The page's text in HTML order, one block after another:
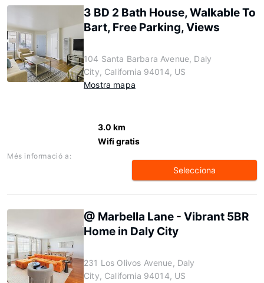
3 BD 2 Bath House, Walkable To
Bart, Free Parking, Views
104 Santa Barbara Avenue, Daly
City, California 94014, US
Mostra mapa
3.0 km
Wifi gratis
Més informació a:
Selecciona
@ Marbella Lane - Vibrant 5BR
Home in Daly City
231 Los Olivos Avenue, Daly
City, California 94014, US